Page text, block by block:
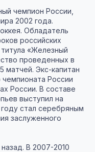
чемпион России,
2002 года.
Обладатель
российских
«Железный
проведенных в
матчей. Экс-капитан
России
России. В составе
выступил на
стал серебряным
заслуженного
В 2007-2010